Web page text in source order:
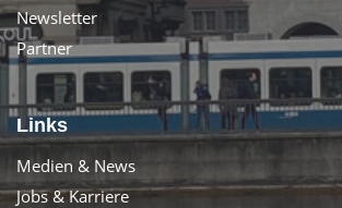
Newsletter
Partner
Links
Medien & News
Jobs & Karriere